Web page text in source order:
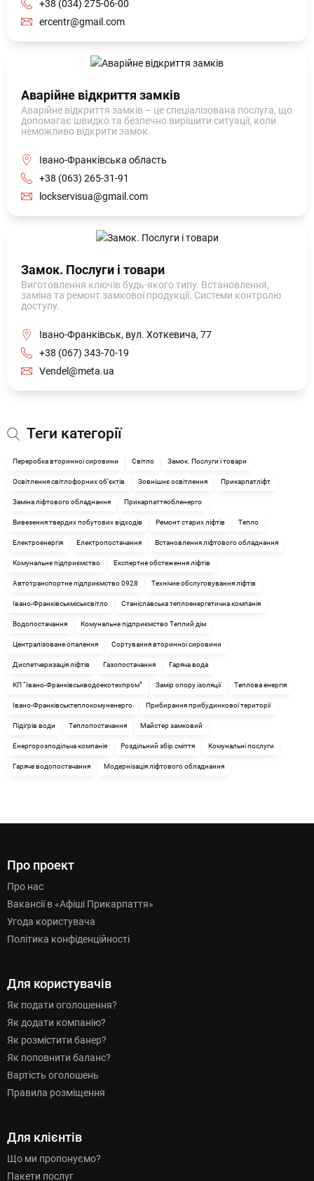
+38 (034) 275-06-00
ercentr@gmail.com
Аварійне відкриття замків
Аварійне відкриття замків – це спеціалізована послуга, що
допомагає швидко та безпечно вирішити ситуації, коли
неможливо відкрити замок.
Івано-Франківська область
+38 (063) 265-31-91
lockservisua@gmail.com
Замок. Послуги і товари
Виготовлення ключів будь-якого типу. Встановлення,
заміна та ремонт замкової продукції. Системи контролю
доступу.
Івано-Франківськ, вул. Хоткевича, 77
+38 (067) 343-70-19
Vendel@meta.ua
Теги категорії
Переробка вторинної сировини Світло Замок. Послуги і товари
Освітлення світлофорних об’єктів Зовнішнє освітлення Прикарпатліфт
Заміна ліфтового обладнання Прикарпаттяобленерго
Вивезення твердих побутових відходів Ремонт старих ліфтів Тепло
Електроенергія Електропостачання Встановлення ліфтового обладнання
Комунальне підприємство Експертне обстеження ліфтів
Автотранспортне підприємство 0928 Технічне обслуговування ліфтів
Івано-Франківськміськсвітло Станіславська теплоенергетична компанія
Водопостачання Комунальне підприємство Теплий дім
Централізоване опалення Cортування вторинної сировини
Диспетчеризація ліфтів Газопостачання Гаряча вода
КП “Івано-Франківськводоекотехпром” Замір опору ізоляції Теплова енергія
Івано-Франківськтеплокомуненерго Прибирання прибудинкової території
Підігрів води Теплопостачання Майстер замковий
Енергорозподільча компанія Роздільний збір сміття Комунальні послуги
Гаряче водопостачання Модернізація ліфтового обладнання
Про проект
Про нас
Вакансії в «Афіші Прикарпаття»
Угода користувача
Політика конфіденційності
Для користувачів
Як подати оголошення?
Як додати компанію?
Як розмістити банер?
Як поповнити баланс?
Вартість оголошень
Правила розміщення
Для клієнтів
Що ми пропонуємо?
Пакети послуг